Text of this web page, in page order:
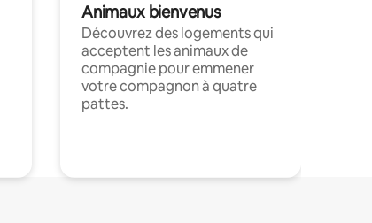
Animaux bienvenus
Découvrez des logements qui
acceptent les animaux de
compagnie pour emmener
votre compagnon à quatre
pattes.